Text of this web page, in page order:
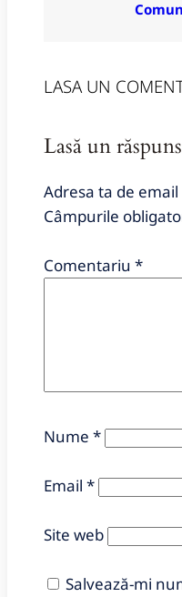
LASA UN
Lasă un răspuns
Adresa ta de
Câmpurile
Comentariu *
Nume *
Email *
Site web
Salvează-mi